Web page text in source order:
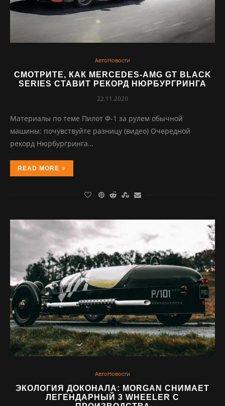
АвтоНовости
СМОТРИТЕ, КАК MERCEDES-AMG GT BLACK
SERIES СТАВИТ РЕКОРД НЮРБУРГРИНГА
22.11.2020
Материалы по теме Пилот Ф-1 за рулем обычной
машины: почувствуйте разницу (видео) Очередной
рекорд Нюрбургринга…
READ MORE
АвтоНовости
ЭКОЛОГИЯ ДОКОНАЛА: MORGAN СНИМАЕТ
ЛЕГЕНДАРНЫЙ 3 WHEELER С